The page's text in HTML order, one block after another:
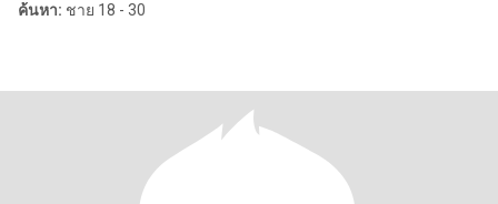
ค้นหา: ชาย 18 - 30